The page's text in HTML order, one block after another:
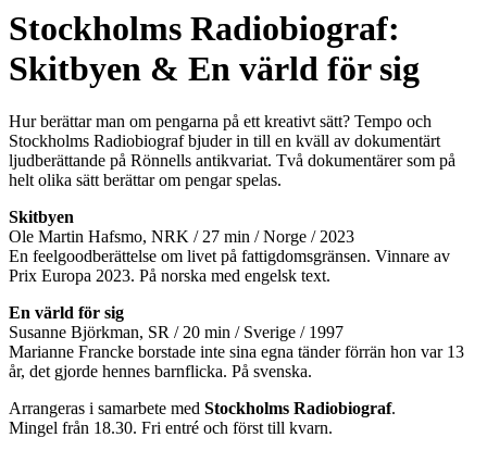
Stockholms Radiobiograf:
Skitbyen & En värld för sig
Hur berättar man om pengarna på ett kreativt sätt? Tempo och
Stockholms Radiobiograf bjuder in till en kväll av dokumentärt
ljudberättande på Rönnells antikvariat. Två dokumentärer som på
helt olika sätt berättar om pengar spelas.
Skitbyen
Ole Martin Hafsmo, NRK / 27 min / Norge / 2023
En feelgoodberättelse om livet på fattigdomsgränsen. Vinnare av
Prix Europa 2023. På norska med engelsk text.
En värld för sig
Susanne Björkman, SR / 20 min / Sverige / 1997
Marianne Francke borstade inte sina egna tänder förrän hon var 13
år, det gjorde hennes barnflicka. På svenska.
Arrangeras i samarbete med Stockholms Radiobiograf.
Mingel från 18.30. Fri entré och först till kvarn.